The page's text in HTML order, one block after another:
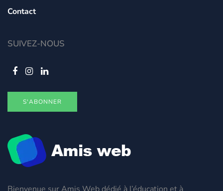
Bienvenue sur Amis Web dédié à l’éducation et à
Contact
SUIVEZ-NOUS
S'ABONNER